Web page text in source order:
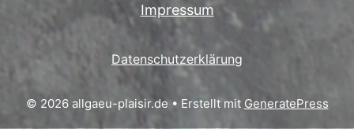
Impressum
Datenschutzerklärung
© 2026 allgaeu-plaisir.de• Erstellt mit GeneratePress